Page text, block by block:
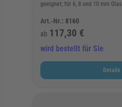
geeignet; für 6, 8 und 10 mm Glas
Art.-Nr.: 8160
ab 117,30 €
wird bestellt für Sie
Details